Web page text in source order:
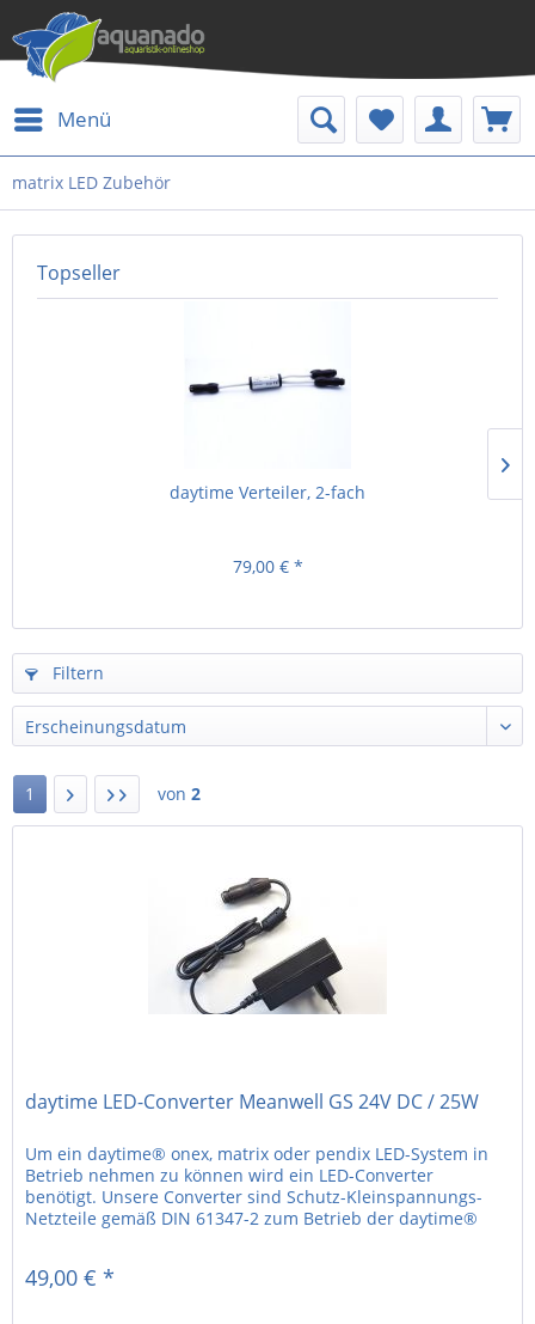
Menü
matrix LED Zubehör
Topseller
daytime Verteiler, 2-fach
79,00 € *
Filtern
1 von 2
daytime LED-Converter Meanwell GS 24V DC / 25W
Um ein daytime® onex, matrix oder pendix LED-System in
Betrieb nehmen zu können wird ein LED-Converter
benötigt. Unsere Converter sind Schutz-Kleinspannungs-
Netzteile gemäß DIN 61347-2 zum Betrieb der daytime®
49,00 € *